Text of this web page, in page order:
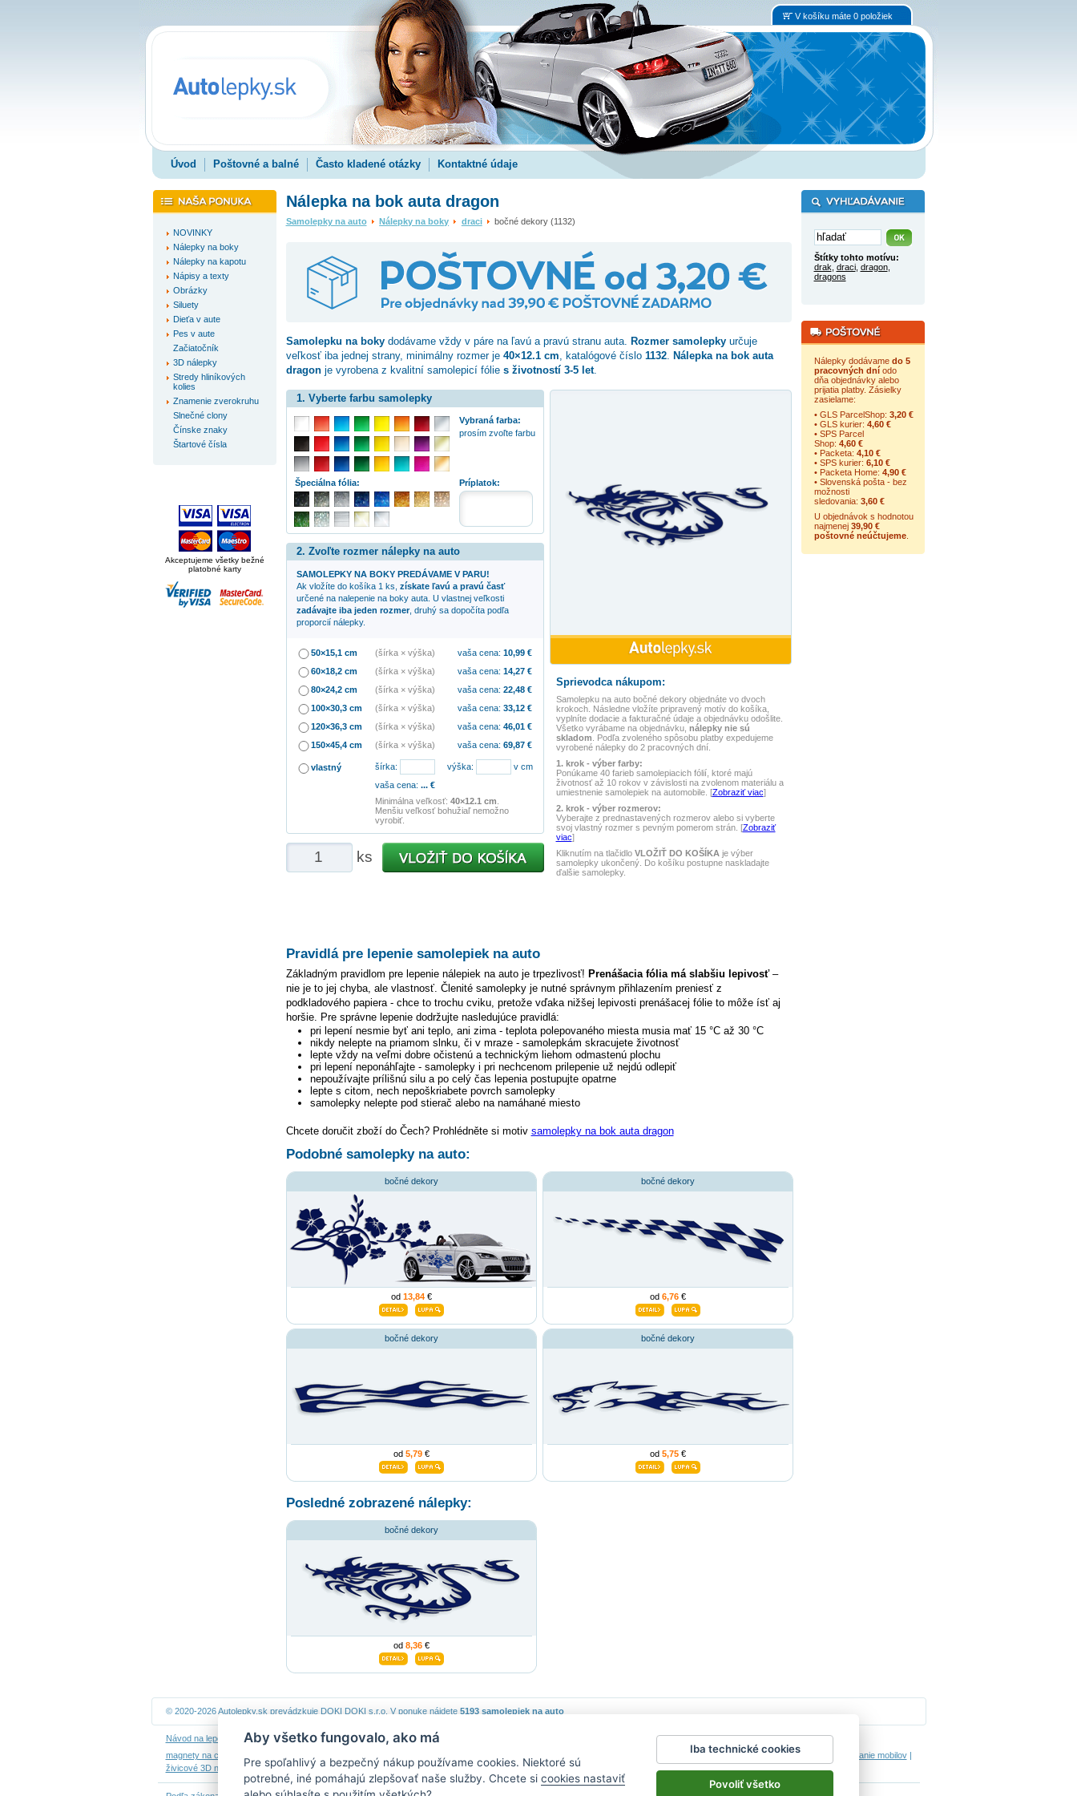
V košíku máte 0 položiek
Úvod Poštovné a balné Často kladené otázky Kontaktné údaje
NOVINKY
Nálepky na boky
Nálepky na kapotu
Nápisy a texty
Obrázky
Siluety
Dieťa v aute
Pes v aute
Začiatočník
3D nálepky
Stredy hliníkových
kolies
Znamenie zverokruhu
Slnečné clony
Čínske znaky
Štartové čísla
Akceptujeme všetky bežné
platobné karty
Nálepka na bok auta dragon
Samolepky na auto Nálepky na boky draci bočné dekory (1132)
Samolepku na bokydodávame vždy v páre na ľavú a pravú stranu auta. Rozmer samolepkyurčuje
veľkosť iba jednej strany, minimálny rozmer je 40×12.1 cm, katalógové číslo 1132. Nálepka na bok auta
dragonje vyrobena z kvalitní samolepicí fólie s životností 3-5 let.
Sprievodca nákupom:
Samolepku na auto bočné dekoryobjednáte vo dvoch
krokoch. Následne vložíte pripravený motív do košíka,
vyplníte dodacie a fakturačné údaje a objednávku odošlite.
Všetko vyrábame na objednávku, nálepky nie sú
skladom . Podľa zvoleného spôsobu platby expedujeme
vyrobené nálepky do 2 pracovných dní.
1. krok - výber farby:
Ponúkame 40 farieb samolepiacich fólií, ktoré majú
životnosť až 10 rokov v závislosti na zvolenom materiálu a
umiestnenie samolepiek na automobile. [Zobraziť viac]
2. krok - výber rozmerov:
Vyberajte z prednastavených rozmerov alebo si vyberte
svoj vlastný rozmer s pevným pomerom strán. [Zobraziť
viac]
Kliknutím na tlačidlo VLOŽIŤ DO KOŠÍKA je výber
samolepky ukončený. Do košíku postupne naskladajte
ďalšie samolepky.
1. Vyberte farbu samolepky
Vybraná farba:
prosím zvoľte farbu
Príplatok:
Špeciálna fólia:
2. Zvoľte rozmer nálepky na auto
SAMOLEPKY NA BOKY PREDÁVAME V PARU!
Ak vložíte do košíka 1 ks, získate ľavú a pravú časť
určené na nalepenie na boky auta. U vlastnej veľkosti
zadávajte iba jeden rozmer, druhý sa dopočíta podľa
proporcií nálepky.
50×15,1 cm (šírka × výška) vaša cena: 10,99€
60×18,2 cm
(šírka × výška) vaša cena: 14,27€
80×24,2 cm
(šírka × výška) vaša cena: 22,48€
100×30,3 cm
(šírka × výška) vaša cena: 33,12€
120×36,3 cm
(šírka × výška) vaša cena: 46,01€
150×45,4 cm
(šírka × výška) vaša cena: 69,87€
vlastný šírka: výška:
v cm
vaša cena: ...€
Minimálna veľkosť: 40×12.1 cm
Menšiu veľkosť bohužiaľ nemožno
vyrobiť.
ks
Pravidlá pre lepenie samolepiek na auto
Základným pravidlom pre lepenie nálepiek na auto je trpezlivosť! Prenášacia fólia má slabšiu lepivosť–
nie je to jej chyba, ale vlastnosť. Členité samolepky je nutné správnym přihlazením preniesť z
podkladového papiera - chce to trochu cviku, pretože vďaka nižšej lepivosti prenášacej fólie to môže ísť aj
horšie. Pre správne lepenie dodržujte nasledujúce pravidlá:
pri lepení nesmie byť ani teplo, ani zima - teplota polepovaného miesta musia mať 15 °C až 30 °C
nikdy nelepte na priamom slnku, či v mraze - samolepkám skracujete životnosť
lepte vždy na veľmi dobre očistenú a technickým liehom odmastenú plochu
pri lepení neponáhľajte - samolepky i pri nechcenom prilepenie už nejdú odlepiť
nepoužívajte prílišnú silu a po celý čas lepenia postupujte opatrne
lepte s citom, nech nepoškriabete povrch samolepky
samolepky nelepte pod stierač alebo na namáhané miesto
Chcete doručit zboží do Čech? Prohlédněte si motiv samolepky na bok auta dragon
Podobné samolepky na auto:
bočné dekory
od 13,84€
bočné dekory
od 6,76€
bočné dekory
od 5,79€
bočné dekory
od 5,75€
Posledné zobrazené nálepky:
bočné dekory
od 8,36€
Štítky tohto motívu:
drak draci, dragon,
dragons
Nálepky dodávame do 5
pracovných dníodo
dňa objednávky alebo
prijatia platby. Zásielky
zasielame:
• GLS ParcelShop: 3,20 €
• GLS kurier: 4,60 €
• SPS Parcel
Shop: 4,60 €
• Packeta: 4,10 €
• SPS kurier: 6,10 €
• Packeta Home: 4,90 €
• Slovenská pošta - bez
možnosti
sledovania: 3,60 €
U objednávok s hodnotou
najmenej 39,90 €
poštovné neúčtujeme.
© 2020-2026 Autolepky.sk prevádzkuje DOKI DOKI s.r.o. V ponuke nájdete 5193 samolepiek na auto
Návod na lepenie Návod na odstránenie samolepiek|Obchodné podmienky Reklamačný poriadok|Impressum
magnety na chladničku
samolepky na auto |hodinový manžel česká lípa porovnanie mobilov|
živicové 3D nálepky | kalendáre z fotiek
Aby všetko fungovalo, ako má
Pre spoľahlivý a bezpečný nákup používame cookies. Niektoré sú
potrebné, iné pomáhajú zlepšovať naše služby. Chcete si cookies nastaviť
Iba technické cookies
Povoliť všetko